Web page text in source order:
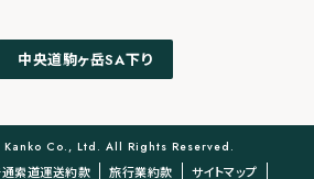
中央道駒ヶ岳SA下り
Co., Ltd. All Rights Reserved.
索道運送約款 旅行業約款 サイトマップ